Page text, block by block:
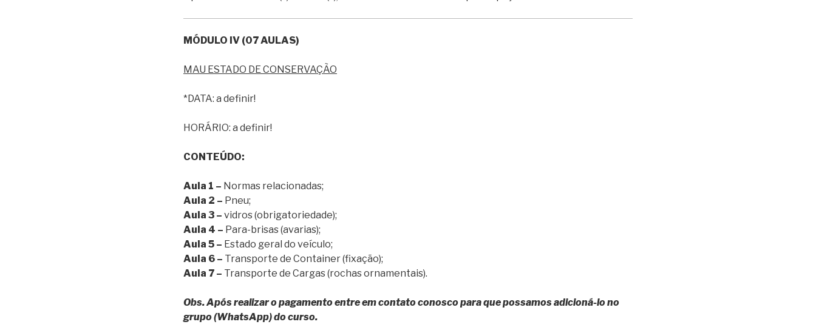
MÓDULO IV (07 AULAS)
MAU ESTADO DE CONSERVAÇÃO
*DATA: a definir!
HORÁRIO: a definir!
CONTEÚDO:
Aula 1 – Normas relacionadas;
Aula 2 – Pneu;
Aula 3 – vidros (obrigatoriedade);
Aula 4 – Para-brisas (avarias);
Aula 5 – Estado geral do veículo;
Aula 6 – Transporte de Container (fixação);
Aula 7 – Transporte de Cargas (rochas ornamentais).
Obs. Após realizar o pagamento entre em contato conosco para que possamos adicioná-lo no
grupo (WhatsApp) do curso.